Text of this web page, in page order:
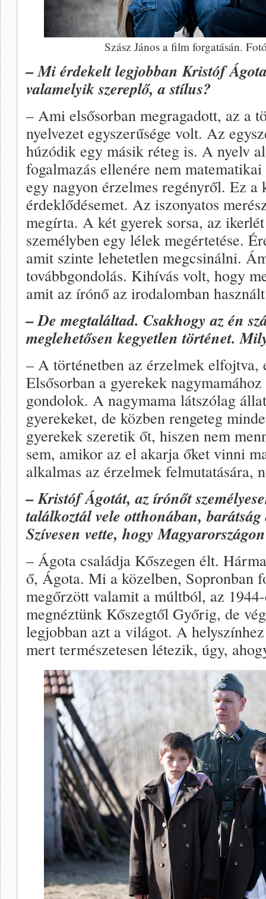
Szász János a film forgatásán.
– Mi érdekelt legjobban Kristóf
valamelyik szereplő, a stílus?
– Ami elsősorban megragadott, az a
nyelvezet egyszerűsége volt. Az
húzódik egy másik réteg is. A nyelv
fogalmazás ellenére nem
egy nagyon érzelmes regényről. Ez a
érdeklődésemet. Az iszonyatos
megírta. A két gyerek sorsa, az
személyben egy lélek megértetése.
amit szinte lehetetlen megcsinálni.
továbbgondolás. Kihívás volt, hogy
amit az írónő az irodalomban
– De megtaláltad. Csakhogy az én
meglehetősen kegyetlen történet.
– A történetben az érzelmek elfojtva,
Elsősorban a gyerekek
gondolok. A nagymama látszólag
gyerekeket, de közben rengeteg
gyerekek szeretik őt, hiszen nem
sem, amikor az el akarja őket vinni
alkalmas az érzelmek felmutatására,
– Kristóf Ágotát, az írónőt
találkoztál vele otthonában,
Szívesen vette, hogy
– Ágota családja Kőszegen élt.
ő, Ágota. Mi a közelben, Sopronban
megőrzött valamit a múltból, az
megnéztünk Kőszegtől Győrig, de
legjobban azt a világot. A
mert természetesen létezik, úgy,